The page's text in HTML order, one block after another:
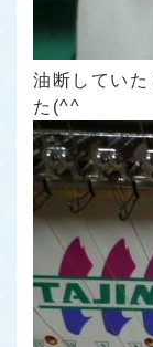
油断してい
た(^^ゞ